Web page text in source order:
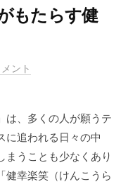
もたらす健
ント
は、多くの人が願うテ
に追われる日々の中
まうことも少なくあり
健幸楽笑（けんこうら